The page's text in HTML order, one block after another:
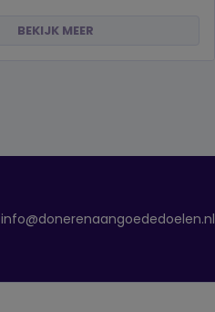
BEKIJK MEER
info@donerenaangoededoelen.nl